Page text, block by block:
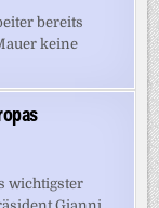
bereits
keine
wichtigster